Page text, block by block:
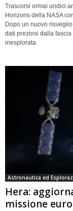
Trascorsi ormai undici
Horizons della NASA
Dopo un nuovo
dati preziosi dalla
inesplorata
Astronautica ed
Hera:
missione